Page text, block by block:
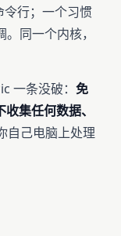
行；一个习惯
同一个内核，
一条没破： 免
集任何数据、
自己电脑上处理